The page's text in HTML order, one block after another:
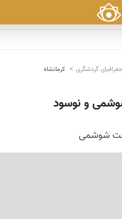
جغرافیای گردشگری کرمانشاه
و نوسود
شوشمی